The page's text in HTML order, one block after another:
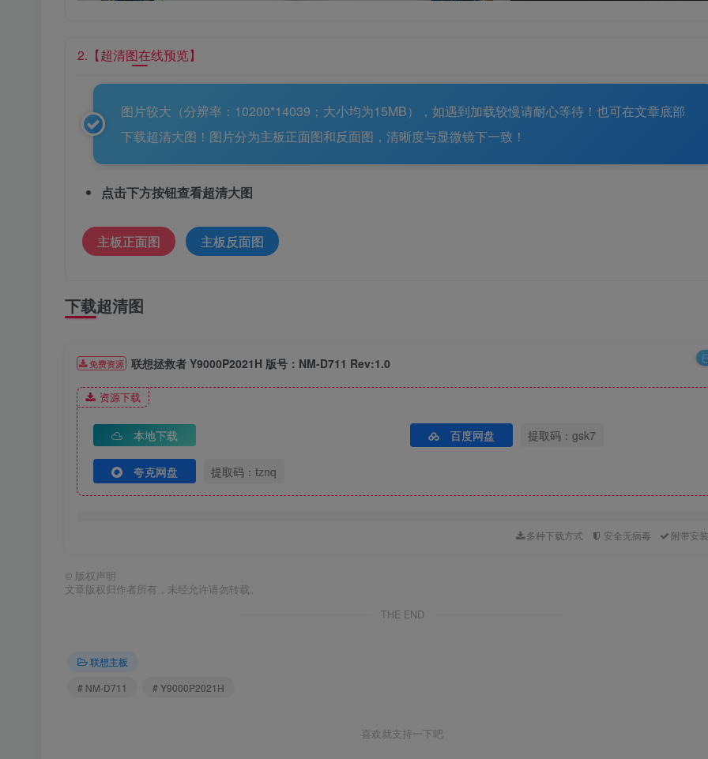
2.【超清图在线预览】
图片较大（分辨率：10200*14039；大小均为15MB），如遇到加载较慢请耐心等待！也可在文章底部
下载超清大图！图片分为主板正面图和反面图，清晰度与显微镜下一致！
点击下方按钮查看超清大图
主板正面图 主板反面图
下载超清图
免费资源 联想拯救者 Y9000P2021H 版号：NM-D711 Rev:1.0
资源下载
本地下载 百度网盘 提取码：gsk7
夸克网盘 提取码：tznq
多种下载方式 安全无病毒 附带安
© 版权声明
文章版权归作者所有，未经允许请勿转载。
THE END
联想主板
# NM-D711
# Y9000P2021H
喜欢就支持一下吧